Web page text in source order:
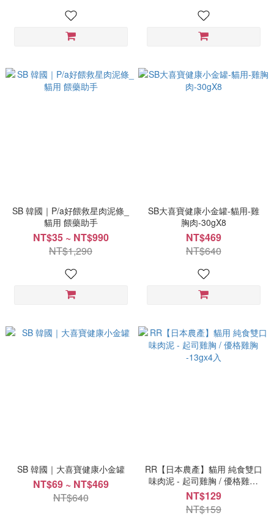
SB 韓國｜P/a好餵救星肉泥條_
貓用 餵藥助手
NT$35 ~ NT$990
NT$1,290
SB大喜寶健康小金罐-貓用-雞
胸肉-30gX8
NT$469
NT$640
SB 韓國｜大喜寶健康小金罐
NT$69 ~ NT$469
NT$640
RR【日本農產】貓用 純食雙口
味肉泥 - 起司雞胸 / 優格雞胸
-13gx4入
NT$129
NT$159